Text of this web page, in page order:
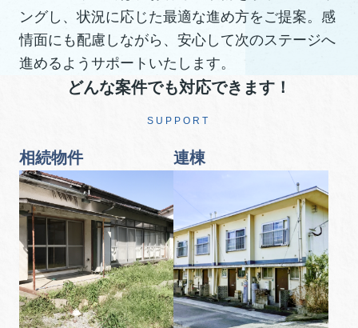
ングし、状況に応じた最適な進め方をご提案。感
情面にも配慮しながら、安心して次のステージへ
進めるようサポートいたします。
どんな案件でも対応できます！
SUPPORT
相続物件 連棟